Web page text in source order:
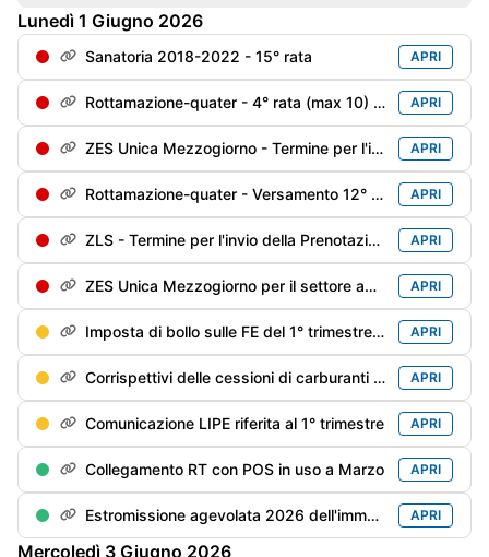
Lunedì 1 Giugno 2026
Sanatoria 2018-2022 - 15° rata APRI
Rottamazione-quater - 4° rata (max 10) soggetti decaduti al 31/12/2024 e riammessi APRI
ZES Unica Mezzogiorno - Termine per l'invio della Prenotazione degli investimenti sostenuti dal 1/01/2026 e che si prevede di sostenere fino al 31/12/2026 APRI
Rottamazione-quater - Versamento 12° di 18 rate trimestrali APRI
ZLS - Termine per l'invio della Prenotazione degli investimenti sostenuti dal 1/01/2026 e che si prevede di sostenere fino al 31/12/2026 APRI
ZES Unica Mezzogiorno per il settore agricolo: termine per l'invio della Prenotazione degli investimenti sostenuti dal 1/01/2026 e che si prevede di sostenere fino al 15/11/2026 APRI
Imposta di bollo sulle FE del 1° trimestre - Versamento (differibile al 2° trimestre se il debito è inferiore a €. 5.000) APRI
Corrispettivi delle cessioni di carburanti di aprile - Trasmissione alle Dogane APRI
Comunicazione LIPE riferita al 1° trimestre APRI
Collegamento RT con POS in uso a Marzo APRI
Estromissione agevolata 2026 dell'immobile strumentale dell'imprenditore individuale - Termine adempimenti contabili APRI
Mercoledì 3 Giugno 2026